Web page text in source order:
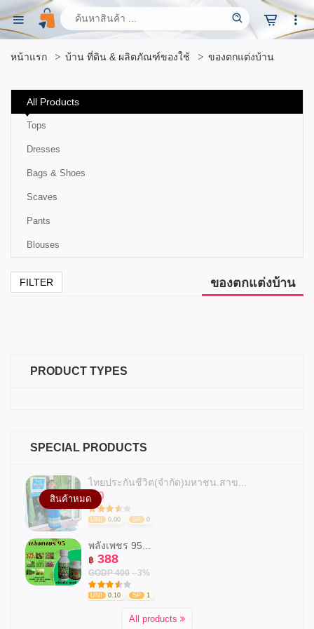
หน้าแรก บ้าน ที่ดิน & ผลิตภัณฑ์ของใช้ ของตกแต่งบ้าน
All Products
Tops
Dresses
Bags & Shoes
Scaves
Pants
Blouses
FILTER ของตกแต่งบ้าน
PRODUCT TYPES
SPECIAL PRODUCTS
สินค้าหมด
ไทยประกันชีวิต(จำกัด)มหาชน.สาข...
฿ 0
UNI 0.00 SP 0
พลังเพชร 95...
฿ 388
GODP 400 --3%
UNI 0.10 SP 1
All products